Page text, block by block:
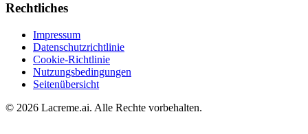
Rechtliches
Impressum
Datenschutzrichtlinie
Cookie-Richtlinie
Nutzungsbedingungen
Seitenübersicht
© 2026 Lacreme.ai. Alle Rechte vorbehalten.